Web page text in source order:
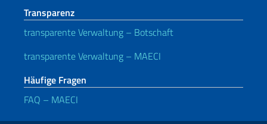
Transparenz
transparente Verwaltung – Botschaft
transparente Verwaltung – MAECI
Häufige Fragen
FAQ – MAECI